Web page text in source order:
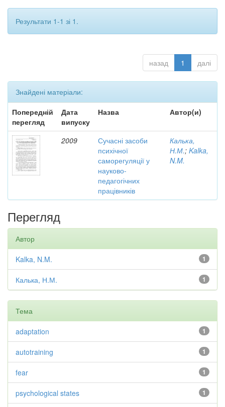
Результати 1-1 зі 1.
назад 1 далі
Знайдені матеріали:
Попередній
перегляд
Дата
випуску
Назва Автор(и)
2009
Сучасні засоби
психічної
саморегуляції у
науково-
педагогічних
працівників
Калька,
Н.М.; Kalka,
N.M.
Перегляд
Автор
1
Kalka, N.M.
1
Калька, Н.М.
Тема
1
adaptation
1
autotraining
1
fear
1
psychological states